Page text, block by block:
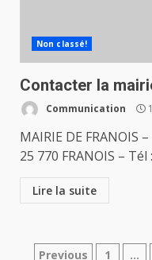
Non classé!
Contacter la
Communication
MAIRIE DE FRANOIS
25 770 FRANOIS – Tél
Lire la suite
Previous 1 …